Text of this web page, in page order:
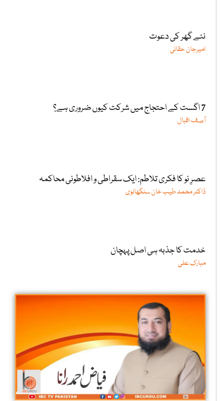
نئے گھر کی دعوت
امیرجان حقانی
7 اگست کے احتجاج میں شرکت کیوں ضروری ہے؟
آصف اقبال
عصرِ نو کا فکری تلاطم: ایک سقراطی و افلاطونی محاکمہ
ڈاکٹر محمد طیب خان سنگھانوی
خدمت کا جذبہ ہی اصل پہچان
مبارک علی